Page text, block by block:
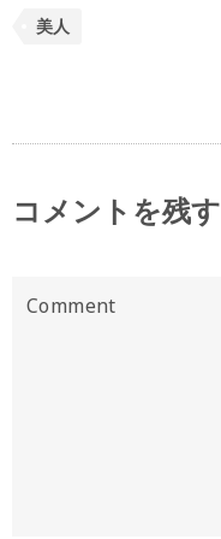
美人
コメントを残す